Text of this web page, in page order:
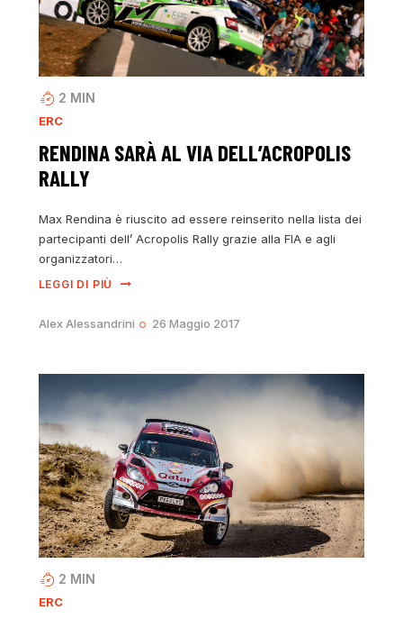
2 MIN
ERC
RENDINA SARÀ AL VIA DELL’ACROPOLIS
RALLY
Max Rendina è riuscito ad essere reinserito nella lista dei
partecipanti dell’ Acropolis Rally grazie alla FIA e agli
organizzatori…
LEGGI DI PIÙ
Alex Alessandrini 26 Maggio 2017
2 MIN
ERC